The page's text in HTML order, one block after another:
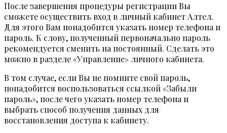
После завершения процедуры регистрации Вы
сможете осуществить вход в личный кабинет Алтел.
Для этого Вам понадобится указать номер телефона и
пароль. К слову, полученный первоначально пароль
рекомендуется сменить на постоянный. Сделать это
можно в разделе «Управление» личного кабинета.
В том случае, если Вы не помните свой пароль,
понадобится воспользоваться ссылкой «Забыли
пароль», после чего указать номер телефона и
выбрать способ получения данных для
восстановления доступа к кабинету.